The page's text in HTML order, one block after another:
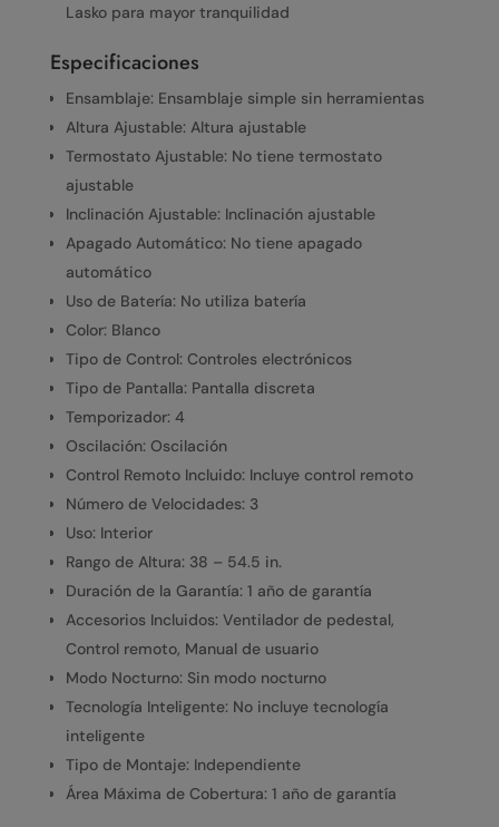
Lasko para mayor tranquilidad
Especificaciones
Ensamblaje: Ensamblaje simple sin herramientas
Altura Ajustable: Altura ajustable
Termostato Ajustable: No tiene termostato
ajustable
Inclinación Ajustable: Inclinación ajustable
Apagado Automático: No tiene apagado
automático
Uso de Batería: No utiliza batería
Color: Blanco
Tipo de Control: Controles electrónicos
Tipo de Pantalla: Pantalla discreta
Temporizador: 4
Oscilación: Oscilación
Control Remoto Incluido: Incluye control remoto
Número de Velocidades: 3
Uso: Interior
Rango de Altura: 38 – 54.5 in.
Duración de la Garantía: 1 año de garantía
Accesorios Incluidos: Ventilador de pedestal,
Control remoto, Manual de usuario
Modo Nocturno: Sin modo nocturno
Tecnología Inteligente: No incluye tecnología
inteligente
Tipo de Montaje: Independiente
Área Máxima de Cobertura: 1 año de garantía